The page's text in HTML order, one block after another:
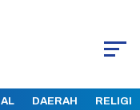
DAERAH RELIGI